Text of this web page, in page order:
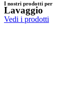
I nostri prodotti per
Lavaggio
Vedi i prodotti